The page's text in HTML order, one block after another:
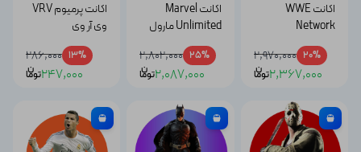
اکانت WWE
Network
دبلیودبلیوئی
نتورک پرمیوم
20%
2,970,000
2,367,000توما
ن
اکانت Marvel
Unlimited مارول
آنلیمیتد
25%
2,802,000
2,087,000توما
ن
اکانت پرمیوم VRV
وی آر وی
13%
286,000
247,000توما
ن